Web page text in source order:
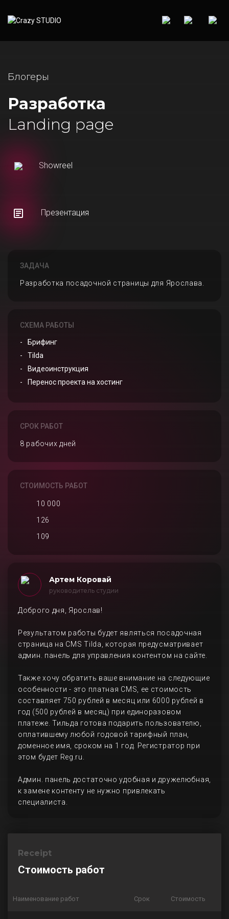
Блогеры
Разработка
Landing page
Showreel
Презентация
ЗАДАЧА
Разработка посадочной страницы для Ярослава.
СХЕМА РАБОТЫ
Брифинг
Tilda
Видеоинструкция
Перенос проекта на хостинг
СРОК РАБОТ
8 рабочих дней
СТОИМОСТЬ РАБОТ
10 000
126
109
Артем Коровай
руководитель студии
Доброго дня, Ярослав!
Результатом работы будет являться посадочная
страница на CMS Tilda, которая предусматривает
админ. панель для управления контентом на сайте.
Также хочу обратить ваше внимание на следующие
особенности - это платная CMS, ее стоимость
составляет 750 рублей в месяц или 6000 рублей в
год (500 рублей в месяц) при единоразовом
платеже. Тильда готова подарить пользователю,
оплатившему любой годовой тарифный план,
доменное имя, сроком на 1 год. Регистратор при
этом будет Reg.ru.
Админ. панель достаточно удобная и дружелюбная,
к замене контенту не нужно привлекать
специалиста.
Receipt
Стоимость работ
Наименование работ Срок Стоимость